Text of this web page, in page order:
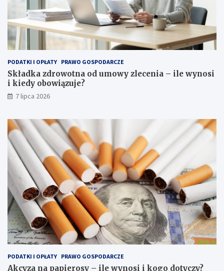
PODATKI I OPŁATY PRAWO GOSPODARCZE
Składka zdrowotna od umowy zlecenia – ile wynosi
i kiedy obowiązuje?
7 lipca 2026
PODATKI I OPŁATY PRAWO GOSPODARCZE
Akcyza na papierosy – ile wynosi i kogo dotyczy?